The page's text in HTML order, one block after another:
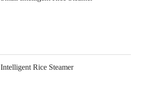
Intelligent Rice Steamer